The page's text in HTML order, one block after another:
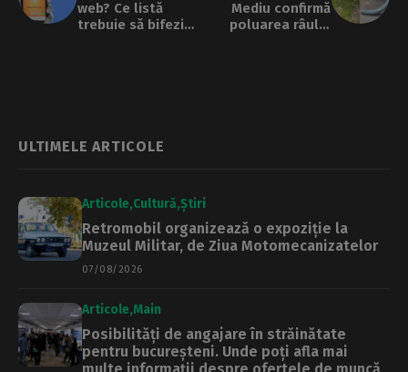
web? Ce listă
trebuie să bifezi
Mediu confirmă
poluarea râului
ULTIMELE ARTICOLE
Articole Cultură Știri
Retromobil organizează o expoziție la
Muzeul Militar, de Ziua Motomecanizatelor
07/08/2026
Articole Main
Posibilități de angajare în străinătate
pentru bucureșteni. Unde poți afla mai